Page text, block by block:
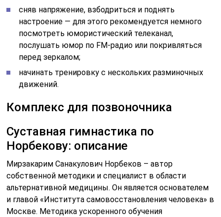
сняв напряжение, взбодриться и поднять
настроение — для этого рекомендуется немного
посмотреть юмористический телеканал,
послушать юмор по FM-радио или покривляться
перед зеркалом;
начинать тренировку с нескольких разминочных
движений.
Комплекс для позвоночника
Суставная гимнастика по
Норбекову: описание
Мирзакарим Санакулович Норбеков – автор
собственной методики и специалист в области
альтернативной медицины. Он является основателем
и главой «Института самовосстановления человека» в
Москве. Методика ускоренного обучения